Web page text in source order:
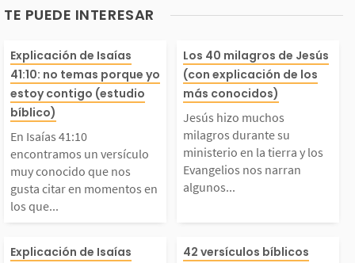
TE PUEDE INTERESAR
Isaías 41:10 encon
un versículo m
conocido que nos g
citar en momento
en los que necesitam
Explicación de Isaías
41:10: no temas porque yo
estoy contigo (estudio
bíblico)
En Isaías 41:10
encontramos un versículo
muy conocido que nos
gusta citar en momentos en
los que...
Jesús hizo
agros durante
sterio en la
s Evangelios
an algunos de
Los 40 milagros de Jesús
(con explicación de los
más conocidos)
Jesús hizo muchos
milagros durante su
ministerio en la tierra y los
Evangelios nos narran
algunos...
Explicación de Isaías
42 versículos bíblicos